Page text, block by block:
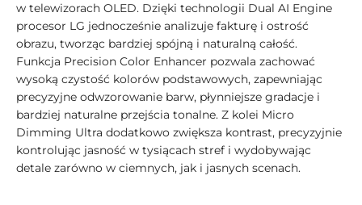
w telewizorach OLED. Dzięki technologii Dual AI Engine
procesor LG jednocześnie analizuje fakturę i ostrość
obrazu, tworząc bardziej spójną i naturalną całość.
Funkcja Precision Color Enhancer pozwala zachować
wysoką czystość kolorów podstawowych, zapewniając
precyzyjne odwzorowanie barw, płynniejsze gradacje i
bardziej naturalne przejścia tonalne. Z kolei Micro
Dimming Ultra dodatkowo zwiększa kontrast, precyzyjnie
kontrolując jasność w tysiącach stref i wydobywając
detale zarówno w ciemnych, jak i jasnych scenach.